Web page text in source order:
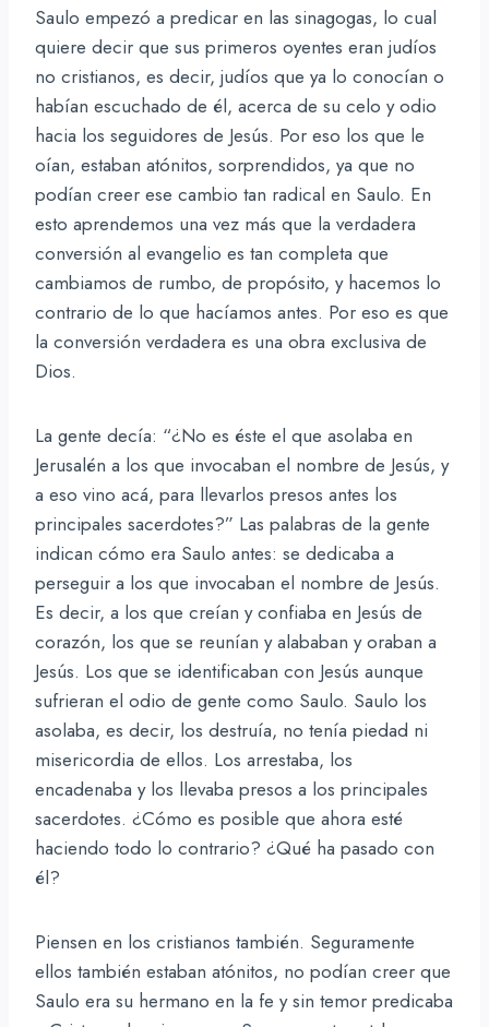
Saulo empezó a predicar en las sinagogas, lo cual
quiere decir que sus primeros oyentes eran judíos
no cristianos, es decir, judíos que ya lo conocían o
habían escuchado de él, acerca de su celo y odio
hacia los seguidores de Jesús. Por eso los que le
oían, estaban atónitos, sorprendidos, ya que no
podían creer ese cambio tan radical en Saulo. En
esto aprendemos una vez más que la verdadera
conversión al evangelio es tan completa que
cambiamos de rumbo, de propósito, y hacemos lo
contrario de lo que hacíamos antes. Por eso es que
la conversión verdadera es una obra exclusiva de
Dios.
La gente decía: “¿No es éste el que asolaba en
Jerusalén a los que invocaban el nombre de Jesús, y
a eso vino acá, para llevarlos presos antes los
principales sacerdotes?” Las palabras de la gente
indican cómo era Saulo antes: se dedicaba a
perseguir a los que invocaban el nombre de Jesús.
Es decir, a los que creían y confiaba en Jesús de
corazón, los que se reunían y alababan y oraban a
Jesús. Los que se identificaban con Jesús aunque
sufrieran el odio de gente como Saulo. Saulo los
asolaba, es decir, los destruía, no tenía piedad ni
misericordia de ellos. Los arrestaba, los
encadenaba y los llevaba presos a los principales
sacerdotes. ¿Cómo es posible que ahora esté
haciendo todo lo contrario? ¿Qué ha pasado con
él?
Piensen en los cristianos también. Seguramente
ellos también estaban atónitos, no podían creer que
Saulo era su hermano en la fe y sin temor predicaba